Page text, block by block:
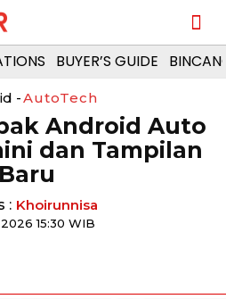
BUYER’S GUIDE
-AutoTech
Android Auto
dan Tampilan
Baru
: Khoirunnisa
2026 15:30 WIB